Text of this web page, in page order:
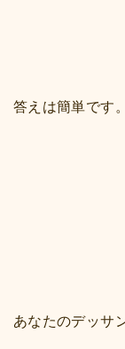
答えは簡単です。
あなたのデッサ